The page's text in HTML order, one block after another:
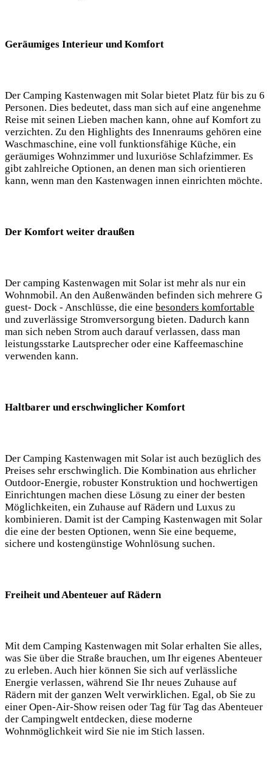
Geräumiges Interieur und Komfort
Der ‍Camping Kastenwagen ​mit Solar ⁣bietet‍ Platz für bis zu ​6
Personen. Dies bedeutet, dass man sich auf eine angenehme
Reise mit seinen Lieben machen kann, ohne auf Komfort zu
verzichten.‌ Zu den Highlights‍ des Innenraums gehören eine
Waschmaschine, eine voll‍ funktionsfähige Küche, ein
geräumiges Wohnzimmer und luxuriöse ‌Schlafzimmer. Es
gibt zahlreiche Optionen, an ⁣denen ⁣man sich orientieren
kann, wenn⁢ man den Kastenwagen innen einrichten möchte.
Der Komfort weiter draußen
Der camping Kastenwagen mit Solar⁤ ist mehr als nur ein
Wohnmobil. An den Außenwänden ​befinden⁤ sich ⁢mehrere G⁢
guest- Dock ⁣- Anschlüsse, die eine besonders komfortable
und zuverlässige Stromversorgung ⁣bieten.‍ Dadurch kann
man sich‌ neben Strom ⁣auch ⁢darauf verlassen, dass man
leistungsstarke Lautsprecher ⁣oder eine Kaffeemaschine
verwenden kann.
Haltbarer und⁣ erschwinglicher Komfort
Der Camping Kastenwagen mit​ Solar ‍ist auch bezüglich des
Preises sehr erschwinglich. Die ⁣Kombination aus ehrlicher‍
Outdoor-Energie, robuster Konstruktion und hochwertigen
Einrichtungen machen​ diese Lösung zu einer der besten ​
Möglichkeiten, ein Zuhause auf ⁤Rädern und Luxus zu
kombinieren. Damit ist der Camping Kastenwagen mit Solar
die eine der besten Optionen, wenn Sie ⁤eine ⁣bequeme,
sichere und‍ kostengünstige‌ Wohnlösung suchen.
Freiheit und Abenteuer auf Rädern
Mit dem ‌Camping Kastenwagen mit Solar erhalten Sie alles,
was Sie ​über die Straße​ brauchen, um Ihr eigenes Abenteuer
zu ⁤erleben. Auch hier ​können Sie sich ⁢auf verlässliche
Energie​ verlassen, während‌ Sie Ihr neues ⁤Zuhause auf
Rädern mit⁤ der ⁤ganzen Welt⁣ verwirklichen. ⁢Egal, ob Sie ​zu​
einer‍ Open-Air-Show reisen oder ‌Tag für Tag das Abenteuer
der ‍Campingwelt entdecken, diese moderne
Wohnmöglichkeit⁢ wird Sie ⁤nie im Stich lassen.